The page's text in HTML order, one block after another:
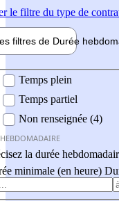
le filtre du type de
filtres de Durée hebdo
Temps plein
Temps partiel
Non renseignée (4)
la durée
minimale (en heure)